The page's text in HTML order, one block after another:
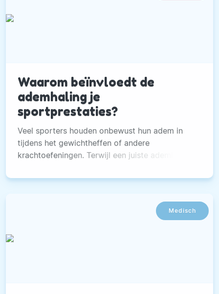
Waarom beïnvloedt de
ademhaling je
sportprestaties?
Veel sporters houden onbewust hun adem in
tijdens het gewichtheffen of andere
krachtoefeningen. Terwijl een juiste ademhaling
Medisch